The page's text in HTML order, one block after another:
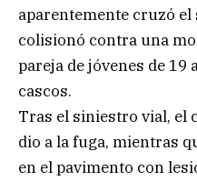
aparentemente cruzó
colisionó contra una
pareja de jóvenes de 19
cascos.
Tras el siniestro vial, el
dio a la fuga, mientras
en el pavimento con